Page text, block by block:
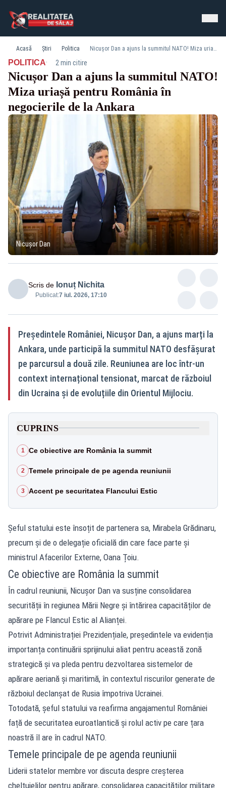
Acasă Știri Politica Nicușor Dan a ajuns la summitul NATO! Miza uriașă pentru România în negocierile de la Ankara
POLITICA· 2 min citire
Nicușor Dan a ajuns la summitul NATO!
Miza uriașă pentru România în
negocierile de la Ankara
Nicușor Dan
Scris de Ionuț Nichita
Publicat:7 iul. 2026, 17:10
Președintele României, Nicușor Dan, a ajuns marți la
Ankara, unde participă la summitul NATO desfășurat
pe parcursul a două zile. Reuniunea are loc într-un
context internațional tensionat, marcat de războiul
din Ucraina și de evoluțiile din Orientul Mijlociu.
CUPRINS
1 Ce obiective are România la summit
2 Temele principale de pe agenda reuniunii
3 Accent pe securitatea Flancului Estic
Șeful statului este însoțit de partenera sa, Mirabela Grădinaru,
precum și de o delegație oficială din care face parte și
ministrul Afacerilor Externe, Oana Țoiu.
Ce obiective are România la summit
În cadrul reuniunii, Nicușor Dan va susține consolidarea
securității în regiunea Mării Negre și întărirea capacităților de
apărare pe Flancul Estic al Alianței.
Potrivit Administrației Prezidențiale, președintele va evidenția
importanța continuării sprijinului aliat pentru această zonă
strategică și va pleda pentru dezvoltarea sistemelor de
apărare aeriană și maritimă, în contextul riscurilor generate de
războiul declanșat de Rusia împotriva Ucrainei.
Totodată, șeful statului va reafirma angajamentul României
față de securitatea euroatlantică și rolul activ pe care țara
noastră îl are în cadrul NATO.
Temele principale de pe agenda reuniunii
Liderii statelor membre vor discuta despre creșterea
cheltuielilor pentru apărare, consolidarea capacităților militare